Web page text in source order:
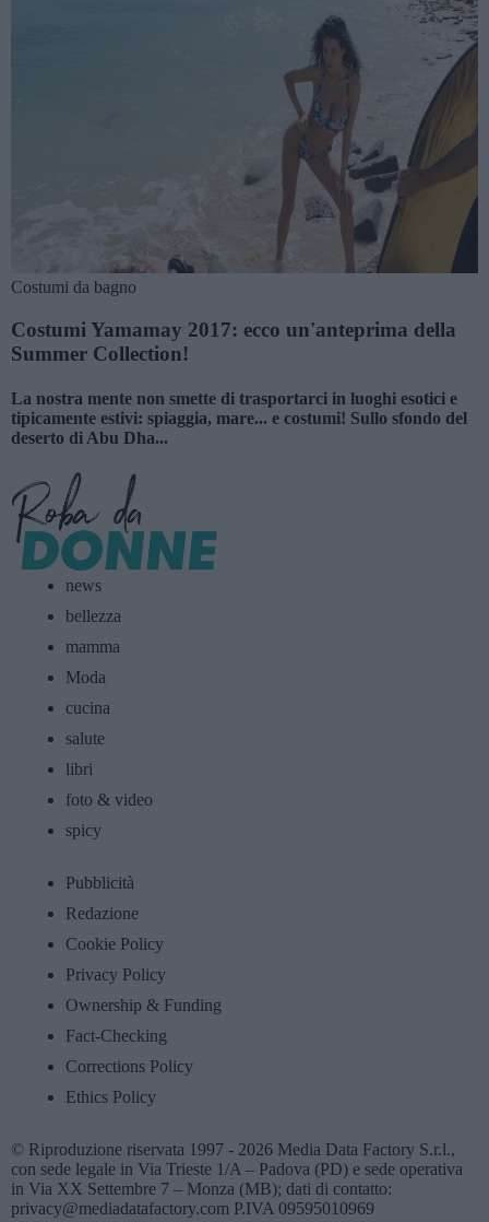
Costumi da bagno
Costumi Yamamay 2017: ecco un'anteprima della
Summer Collection!
La nostra mente non smette di trasportarci in luoghi esotici e
tipicamente estivi: spiaggia, mare... e costumi! Sullo sfondo del
deserto di Abu Dha...
news
bellezza
mamma
Moda
cucina
salute
libri
foto & video
spicy
Pubblicità
Redazione
Cookie Policy
Privacy Policy
Ownership & Funding
Fact-Checking
Corrections Policy
Ethics Policy
© Riproduzione riservata 1997 - 2026 Media Data Factory S.r.l.,
con sede legale in Via Trieste 1/A – Padova (PD) e sede operativa
in Via XX Settembre 7 – Monza (MB); dati di contatto:
privacy@mediadatafactory.com P.IVA 09595010969